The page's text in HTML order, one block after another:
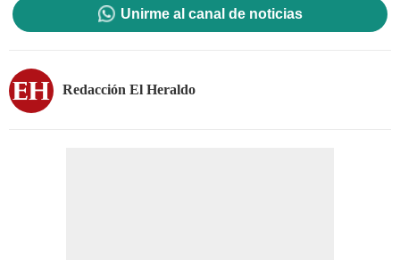
Unirme al canal de noticias
Redacción El Heraldo